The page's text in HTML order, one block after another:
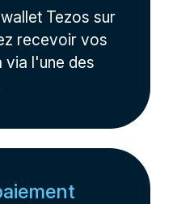
Tezos sur
recevoir vos
via l'une des